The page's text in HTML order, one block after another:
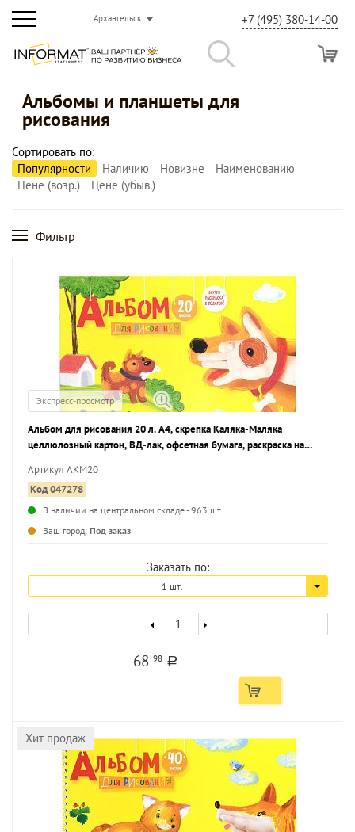
Архангельск +7 (495) 380-14-00
Альбомы и планшеты для
рисования
Сортировать по:
Популярности
Наличию Новизне
Наименованию
Цене (возр.)
Цене (убыв.)
Фильтр
Экспресс-просмотр
Альбом для рисования 20 л. А4, скрепка Каляка-Маляка
целлюлозный картон, ВД-лак, офсетная бумага, раскраска на
Артикул АКМ20
Код 047278
В наличии на центральном складе - 963 шт.
Ваш город: Под заказ
Заказать по:
1 шт.
6898 a
Хит продаж